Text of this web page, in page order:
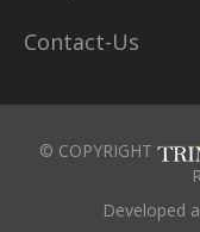
Contact-Us
© COPYRIGHT
Developed